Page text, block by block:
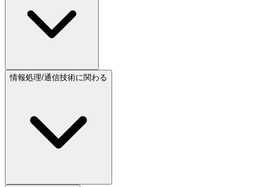
情報処理/通信技術に関わる